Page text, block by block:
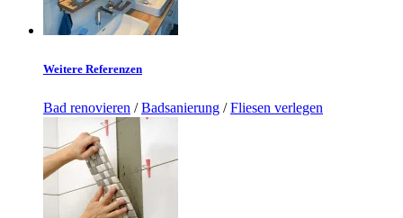
Weitere Referenzen
Bad renovieren /Badsanierung /Fliesen verlegen